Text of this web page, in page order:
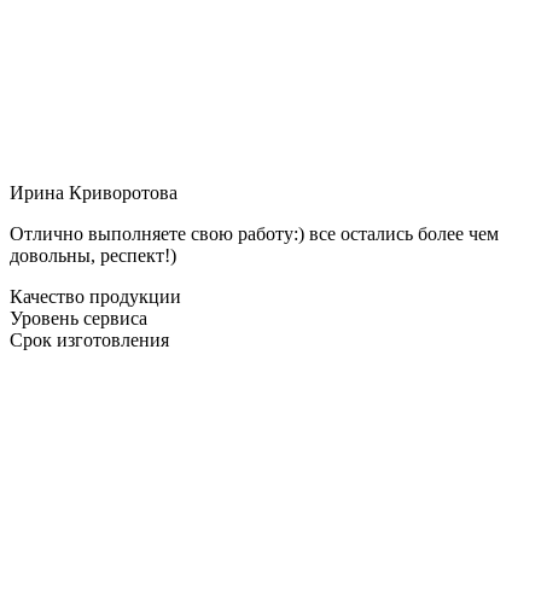
Ирина Криворотова
Отлично выполняете свою работу:) все остались более чем
довольны, респект!)
Качество продукции
Уровень сервиса
Срок изготовления